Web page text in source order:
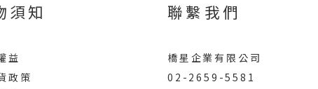
須知
益
政策
聯繫我們
橋星企業有限公司
02-2659-5581